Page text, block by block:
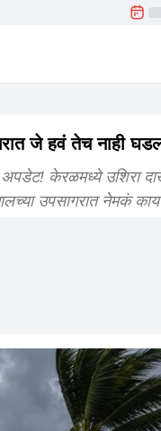
remains high in
जे हवं तेच नाही
केरळमध्ये उशिरा
उपसागरात नेमकं